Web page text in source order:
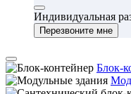
Индивидуальная
Перезвоните мне
Блок-